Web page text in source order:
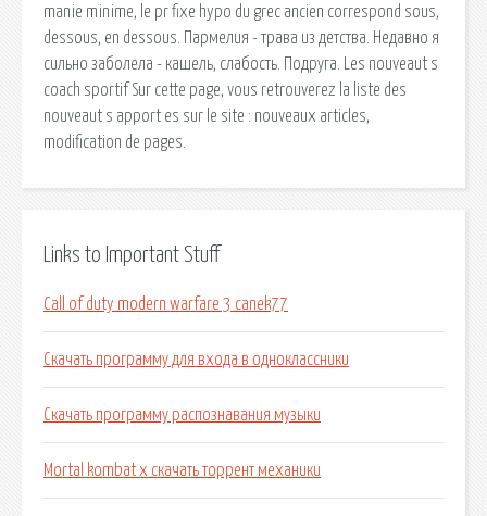
manie minime, le pr fixe hypo du grec ancien correspond sous,
dessous, en dessous. Пармелия - трава из детства. Недавно я
сильно заболела - кашель, слабость. Подруга. Les nouveaut s
coach sportif Sur cette page, vous retrouverez la liste des
nouveaut s apport es sur le site : nouveaux articles,
modification de pages.
Links to Important Stuff
Call of duty modern warfare 3 canek77
Скачать программу для входа в одноклассники
Скачать программу распознавания музыки
Mortal kombat x скачать торрент механики